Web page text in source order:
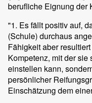
berufliche Eignung der
"1. Es fällt positiv auf,
(Schule) durchaus
Fähigkeit aber
Kompetenz, mit der
einstellen kann,
persönlicher
Einschätzung dem